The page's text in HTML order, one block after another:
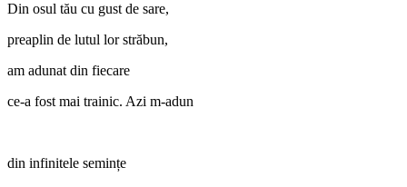
Din osul tău cu gust de sare,
preaplin de lutul lor străbun,
am adunat din fiecare
ce-a fost mai trainic. Azi m-adun
din infinitele semințe